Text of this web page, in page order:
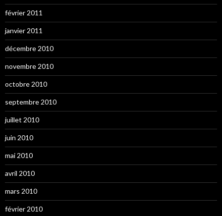
février 2011
janvier 2011
décembre 2010
novembre 2010
octobre 2010
septembre 2010
juillet 2010
juin 2010
mai 2010
avril 2010
mars 2010
février 2010